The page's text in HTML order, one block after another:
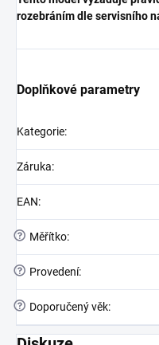
rozebráním dle servisního
Doplňkové parametry
Kategorie:
Záruka:
EAN:
? Měřítko:
? Provedení:
? Doporučený věk: